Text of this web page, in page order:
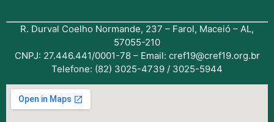
R. Durval Coelho Normande, 237 – Farol, Maceió – AL,
57055-210
CNPJ: 27.446.441/0001-78 – Email: cref19@cref19.org.br
Telefone: (82) 3025-4739 / 3025-5944